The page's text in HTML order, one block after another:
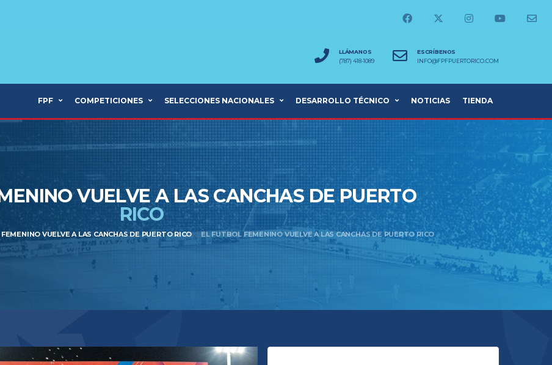
LLÁMANOS
(787) 418-1089
ESCRÍBENOS
INFO@FPFPUERTORICO.COM
FPF COMPETICIONES SELECCIONES NACIONALES DESARROLLO TÉCNICO NOTICIAS TIENDA
VUELVE A LAS CANCHAS DE PUERTO
RICO
VUELVE A LAS CANCHAS DE PUERTO RICO EL FUTBOL FEMENINO VUELVE A LAS CANCHAS DE PUERTO RICO